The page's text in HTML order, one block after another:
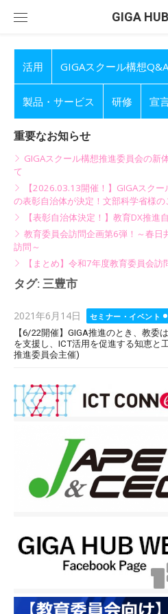
GIGA
活用 GIGAスクール構想Q&A
製品・サービス 研修 宣
重要なお知らせ
GIGAスクール構想推進委員会の新
て
【2026.03.13開催！】GIGAスク
の表彰自治体が決定！文部科学省様の
【表彰自治体決定！】教育DX推進
教育委員会訪問企画第6弾！～春
訪問～
【まとめ】令和7年度教育委員会訪
タグ: 三豊市
Posted
on
2021年6月14日 セミナー・イベント
【6/22開催】GIGA推進のとき、教
を支援し、ICT活用を促進する知恵と
推進委員会主催)